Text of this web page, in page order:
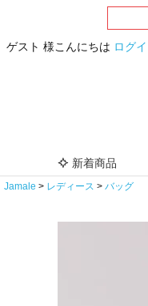
ゲスト 様こんにちは ログ
新着商品
Jamale レディース バッグ